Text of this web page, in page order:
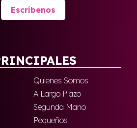
Escríbenos
Quienes Somos
A Largo Plazo
Segunda Mano
Pequeños